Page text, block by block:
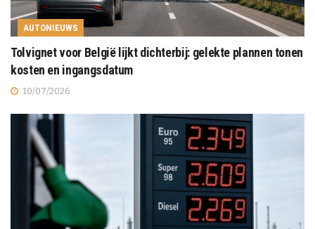
AUTONIEUWS
Tolvignet voor België lijkt dichterbij: gelekte plannen tonen
kosten en ingangsdatum
10/07/2026